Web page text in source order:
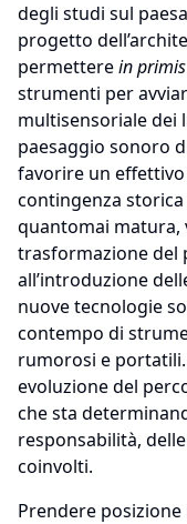
degli studi sul
progetto
permetterein primis
strumenti per
multisensoriale dei
paesaggio sonoro
favorire un
contingenza
quantomai matura,
trasformazione del
all’introduzione
nuove tecnologie
contempo di
rumorosi e portatili.
evoluzione del
che sta
responsabilità,
coinvolti.
Prendere